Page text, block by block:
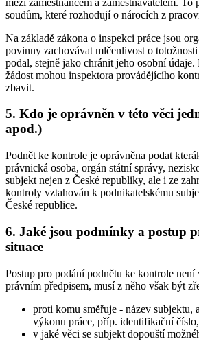
soudům, které rozhodují o nárocích z
Na základě zákona o inspekci práce jsou
povinny zachovávat mlčenlivost o
podal, stejně jako chránit jeho osobní údaje.
žádost mohou inspektora provádějícího
zbavit.
5. Kdo je oprávněn v této věci
apod.)
Podnět ke kontrole je oprávněna podat
právnická osoba, orgán státní správy,
subjekt nejen z České republiky, ale i ze
kontroly vztahován k podnikatelskému
České republice.
6. Jaké jsou podmínky a postup
situace
Postup pro podání podnětu ke kontrole není
právním předpisem, musí z něho však být
proti komu směřuje - název subjektu,
výkonu práce, příp. identifikační číslo,
v jaké věci se subjekt dopouští